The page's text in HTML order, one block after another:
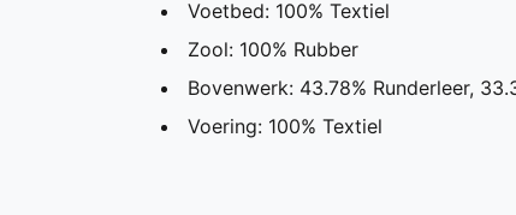
Voetbed: 100% Textiel
Zool: 100% Rubber
Bovenwerk: 43.78% Runderleer,
Voering: 100% Textiel